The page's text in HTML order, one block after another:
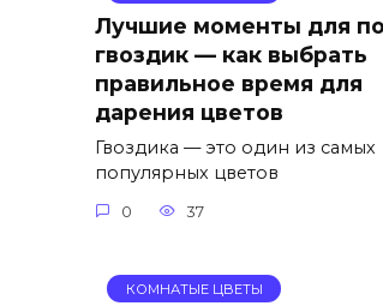
Лучшие моменты для
гвоздик — как выбрать
правильное время для
дарения цветов
Гвоздика — это один из самых
популярных цветов
0 37
КОМНАТЫЕ ЦВЕТЫ